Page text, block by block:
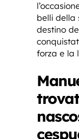
belli della
destino
forza e la